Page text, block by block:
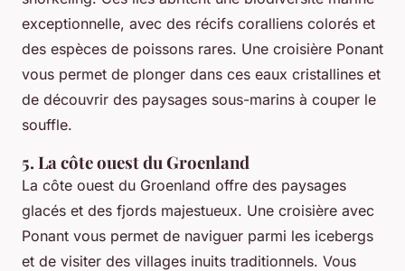
exceptionnelle, avec des récifs coralliens colorés et
des espèces de poissons rares. Une croisière Ponant
vous permet de plonger dans ces eaux cristallines et
de découvrir des paysages sous-marins à couper le
souffle.
5. La côte ouest du Groenland
La côte ouest du Groenland offre des paysages
glacés et des fjords majestueux. Une croisière avec
Ponant vous permet de naviguer parmi les icebergs
et de visiter des villages inuits traditionnels. Vous